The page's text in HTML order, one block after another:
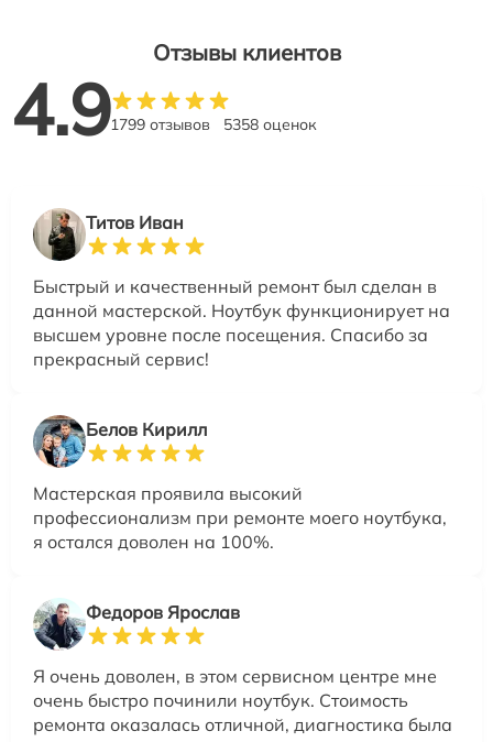
Отзывы клиентов
4.91799 отзывов 5358 оценок
Титов Иван
Быстрый и качественный ремонт был сделан в
данной мастерской. Ноутбук функционирует на
высшем уровне после посещения. Спасибо за
прекрасный сервис!
Белов Кирилл
Мастерская проявила высокий
профессионализм при ремонте моего ноутбука,
я остался доволен на 100%.
Федоров Ярослав
Я очень доволен, в этом сервисном центре мне
очень быстро починили ноутбук. Стоимость
ремонта оказалась отличной, диагностика была